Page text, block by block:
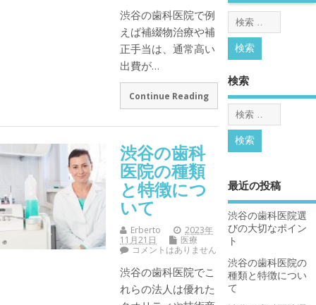
渋谷の歯科医院で例
えば補綴物治療や補
正手当は、通常高い
出費が…
Continue Reading
渋谷の歯科
医院の種類
と特徴につ
いて
Erberto
2023年
11月21日
医療
コメントはありません
渋谷の歯科医院でこ
れらの法人は優れた
検索
最近の投稿
渋谷の歯科医院選
びの大切なポイン
ト
渋谷の歯科医院の
種類と特徴につい
て